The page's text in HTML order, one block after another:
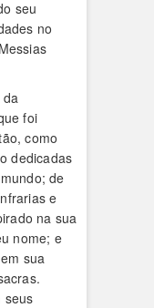
seu
no
da
foi
como
dedicadas
de
e
na sua
nome; e
sua
seus